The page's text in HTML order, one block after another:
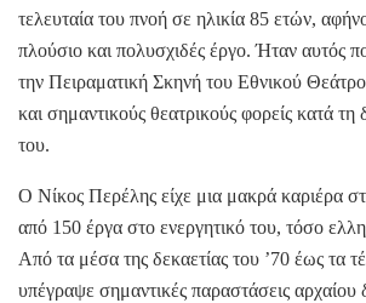
τελευταία του πνοή σε ηλικία 85 ετών,
πλούσιο και πολυσχιδές έργο. Ήταν αυτός
την Πειραματική Σκηνή του Εθνικού
και σημαντικούς θεατρικούς φορείς κατά τη
του.
Ο Νίκος Περέλης είχε μια μακρά καριέρα
από 150 έργα στο ενεργητικό του, τόσο
Από τα μέσα της δεκαετίας του ’70 έως τα
υπέγραψε σημαντικές παραστάσεις αρχαίου